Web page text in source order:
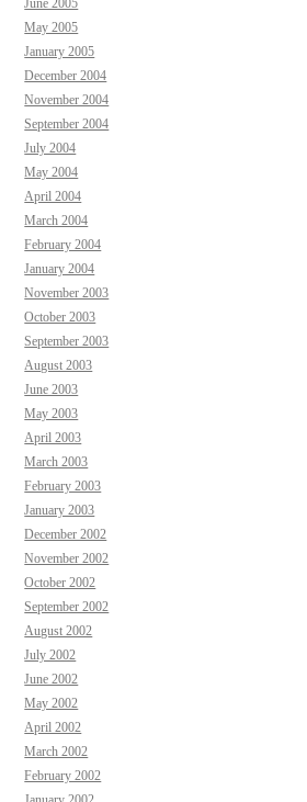
June 2005
May 2005
January 2005
December 2004
November 2004
September 2004
July 2004
May 2004
April 2004
March 2004
February 2004
January 2004
November 2003
October 2003
September 2003
August 2003
June 2003
May 2003
April 2003
March 2003
February 2003
January 2003
December 2002
November 2002
October 2002
September 2002
August 2002
July 2002
June 2002
May 2002
April 2002
March 2002
February 2002